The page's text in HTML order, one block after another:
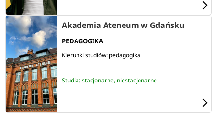
Akademia Ateneum w Gdańsku
PEDAGOGIKA
Kierunki studiów: pedagogika
Studia: stacjonarne, niestacjonarne